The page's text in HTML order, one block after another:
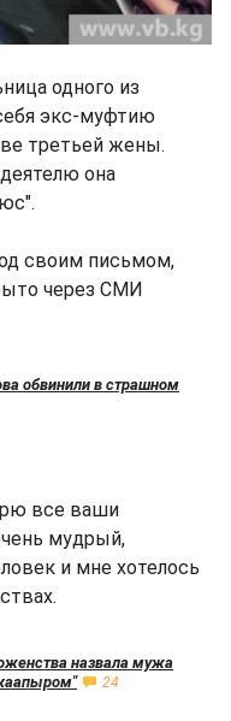
одного из
экс-муфтию
третьей жены.
она
своим письмом,
через СМИ
обвинили в страшном
все ваши
мудрый,
и мне хотелось
назвала мужа
24